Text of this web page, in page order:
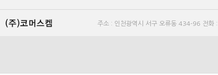
주소 : 인천광역시 서구 오류동 434-96 전